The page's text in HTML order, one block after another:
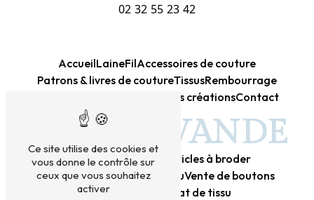
02 32 55 23 42
AccueilLaineFilAccessoires de couture
Patrons & livres de coutureTissusRembourrage
Mes créationsContact
BLEU LAVANDE
MercerieLaine Tissu
Articles à broder
Vente de laineVente de tissuVente de boutons
Achat de laine
Achat de tissu
Ce site utilise des cookies et
vous donne le contrôle sur
ceux que vous souhaitez
activer